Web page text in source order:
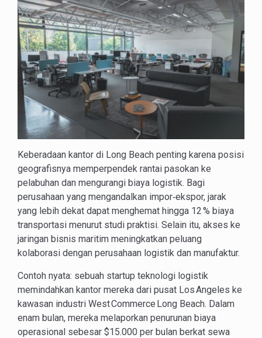
Keberadaan kantor di Long Beach penting karena posisi
geografisnya memperpendek rantai pasokan ke
pelabuhan dan mengurangi biaya logistik. Bagi
perusahaan yang mengandalkan impor‑ekspor, jarak
yang lebih dekat dapat menghemat hingga 12 % biaya
transportasi menurut studi praktisi. Selain itu, akses ke
jaringan bisnis maritim meningkatkan peluang
kolaborasi dengan perusahaan logistik dan manufaktur.
Contoh nyata: sebuah startup teknologi logistik
memindahkan kantor mereka dari pusat Los Angeles ke
kawasan industri West Commerce Long Beach. Dalam
enam bulan, mereka melaporkan penurunan biaya
operasional sebesar $15.000 per bulan berkat sewa